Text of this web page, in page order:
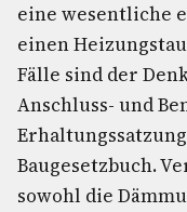
eine wesentliche
einen
Fälle sind der
Anschluss- und
Baugesetzbuch.
sowohl die